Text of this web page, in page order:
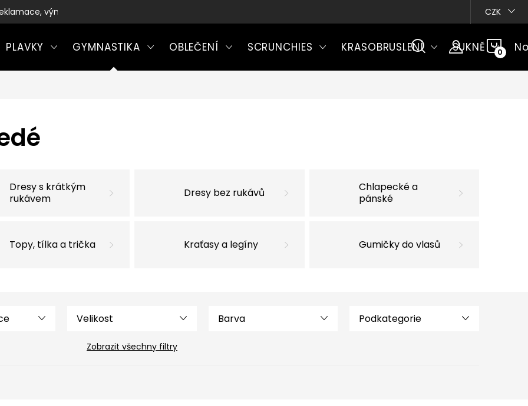
výměny a vrácení zboží CZK
PLAVKY GYMNASTIKA OBLEČENÍ SCRUNCHIES KRASOBRUSLENÍ SUKNĚ
Dresy s krátkým
rukávem
Dresy bez rukávů
Chlapecké a
pánské
Topy, tílka a trička Kraťasy a legíny Gumičky do vlasů
Velikost Barva Podkategorie
Zobrazit všechny filtry